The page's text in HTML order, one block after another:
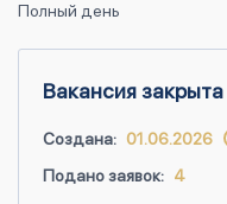
Полный день
Вакансия закрыта
Создана: 01.06.2026
Подано заявок: 4